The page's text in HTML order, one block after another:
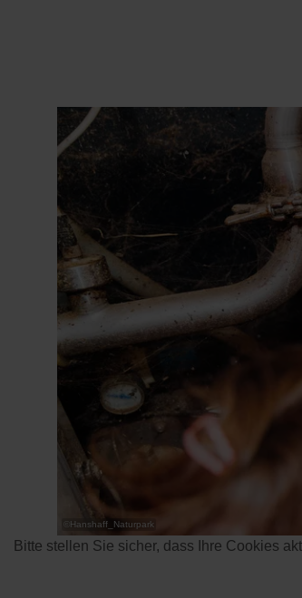
© Hanshaff_Naturpark
Bitte stellen Sie sicher, dass Ihre Cookies